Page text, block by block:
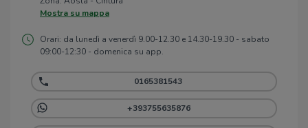
Mostra su mappa
Orari: da lunedì a venerdì 9.00-12.30 e 14.30-19.30 - sabato
09:00-12:30 - domenica su app.
0165381543
+393755635876